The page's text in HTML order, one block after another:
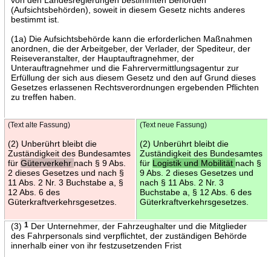
(Aufsichtsbehörden), soweit in diesem Gesetz nichts anderes
bestimmt ist.
(1a) Die Aufsichtsbehörde kann die erforderlichen Maßnahmen
anordnen, die der Arbeitgeber, der Verlader, der Spediteur, der
Reiseveranstalter, der Hauptauftragnehmer, der
Unterauftragnehmer und die Fahrervermittlungsagentur zur
Erfüllung der sich aus diesem Gesetz und den auf Grund dieses
Gesetzes erlassenen Rechtsverordnungen ergebenden Pflichten
zu treffen haben.
(Text alte Fassung)
(2) Unberührt bleibt die
Zuständigkeit des Bundesamtes
für Güterverkehr nach § 9 Abs.
2 dieses Gesetzes und nach §
11 Abs. 2 Nr. 3 Buchstabe a, §
12 Abs. 6 des
Güterkraftverkehrsgesetzes.
(Text neue Fassung)
(2) Unberührt bleibt die
Zuständigkeit des Bundesamtes
für Logistik und Mobilität nach §
9 Abs. 2 dieses Gesetzes und
nach § 11 Abs. 2 Nr. 3
Buchstabe a, § 12 Abs. 6 des
Güterkraftverkehrsgesetzes.
(3) 1Der Unternehmer, der Fahrzeughalter und die Mitglieder
des Fahrpersonals sind verpflichtet, der zuständigen Behörde
innerhalb einer von ihr festzusetzenden Frist